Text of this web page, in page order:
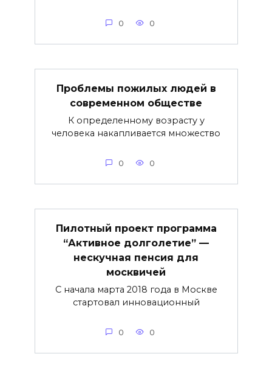
0 0
Проблемы пожилых людей в
современном обществе
К определенному возрасту у
человека накапливается множество
0 0
Пилотный проект программа
“Активное долголетие” —
нескучная пенсия для
москвичей
С начала марта 2018 года в Москве
стартовал инновационный
0 0